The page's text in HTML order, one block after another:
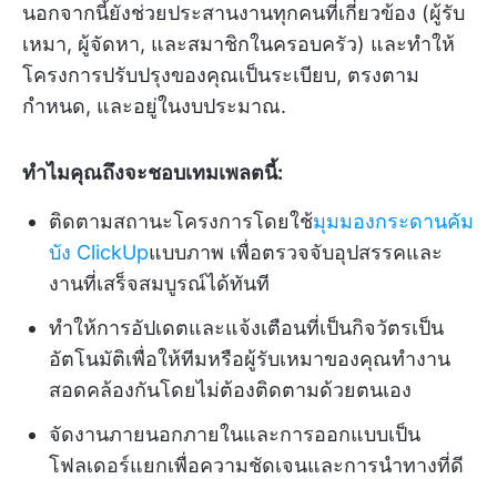
นอกจากนี้ยังช่วยประสานงานทุกคนที่เกี่ยวข้อง (ผู้รับ
เหมา, ผู้จัดหา, และสมาชิกในครอบครัว) และทำให้
โครงการปรับปรุงของคุณเป็นระเบียบ, ตรงตาม
กำหนด, และอยู่ในงบประมาณ.
ทำไมคุณถึงจะชอบเทมเพลตนี้:
ติดตามสถานะโครงการโดยใช้มุมมองกระดานคัม
บัง ClickUpแบบภาพ เพื่อตรวจจับอุปสรรคและ
งานที่เสร็จสมบูรณ์ได้ทันที
ทำให้การอัปเดตและแจ้งเตือนที่เป็นกิจวัตรเป็น
อัตโนมัติเพื่อให้ทีมหรือผู้รับเหมาของคุณทำงาน
สอดคล้องกันโดยไม่ต้องติดตามด้วยตนเอง
จัดงานภายนอกภายในและการออกแบบเป็น
โฟลเดอร์แยกเพื่อความชัดเจนและการนำทางที่ดี